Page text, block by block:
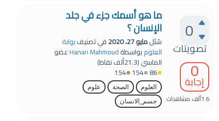
0
تصويتات
0
إجابة
1.6ألف مشاهدات
ما هو أسمك جزء في جلد
الإنسان ؟
سُئلمايو 27، 2020 في تصنيفبوابة
العلومبواسطةHanan Mahmoudعضو
الماسي(21.3ألف
نقاط)
86
154
154
العلوم الصحة
علوم
جسم_الانسان